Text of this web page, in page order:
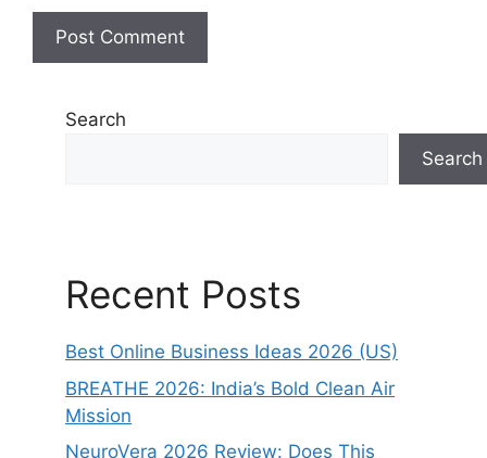
Search
Search
Recent Posts
Best Online Business Ideas 2026 (US)
BREATHE 2026: India’s Bold Clean Air
Mission
NeuroVera 2026 Review: Does This